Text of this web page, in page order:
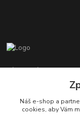
Zákaznická podpora
+420 606 622
Náš e-shop a
cookies, aby Vám